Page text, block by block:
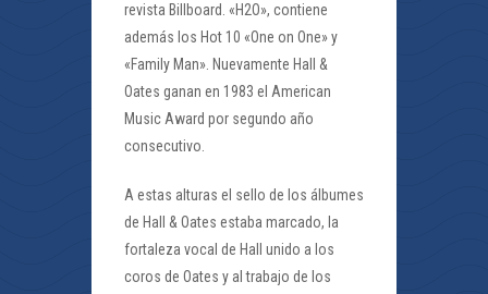
revista Billboard. «H2O», contiene
además los Hot 10 «One on One» y
«Family Man». Nuevamente Hall &
Oates ganan en 1983 el American
Music Award por segundo año
consecutivo.
A estas alturas el sello de los álbumes
de Hall & Oates estaba marcado, la
fortaleza vocal de Hall unido a los
coros de Oates y al trabajo de los